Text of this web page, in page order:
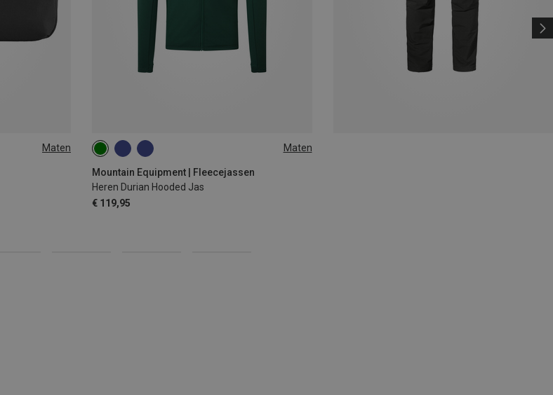
Maten Maten
Mountain Equipment | Fleecejassen
Heren Durian Hooded Jas
€ 119,95
M L XL